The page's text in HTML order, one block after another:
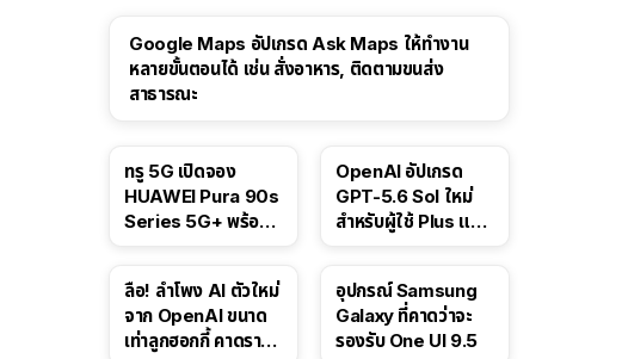
Google Maps อัปเกรด Ask Maps ให้ทำงาน
หลายขั้นตอนได้ เช่น สั่งอาหาร, ติดตามขนส่ง
สาธารณะ
ทรู 5G เปิดจอง
HUAWEI Pura 90s
Series 5G+ พร้อม
OpenAI อัปเกรด
GPT-5.6 Sol ใหม่
สำหรับผู้ใช้ Plus และ
ลือ! ลำโพง AI ตัวใหม่
จาก OpenAI ขนาด
เท่าลูกฮอกกี้ คาดราคา
อุปกรณ์ Samsung
Galaxy ที่คาดว่าจะ
รองรับ One UI 9.5